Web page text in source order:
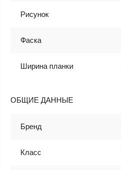
Рисунок
Фаска
Ширина планки
ОБЩИЕ ДАННЫЕ
Бренд
Класс